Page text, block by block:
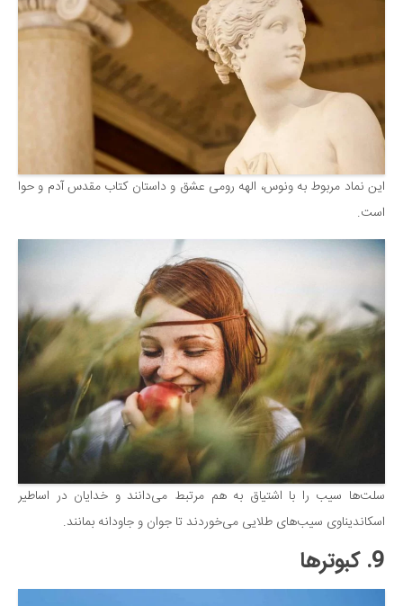
این نماد مربوط به ونوس، الهه رومی عشق و داستان کتاب مقدس آدم و حوا
است.
سلت‌ها سیب را با اشتیاق به هم مرتبط می‌دانند و خدایان در اساطیر
اسکاندیناوی سیب‌های طلایی می‌خوردند تا جوان و جاودانه بمانند.
9. کبوترها